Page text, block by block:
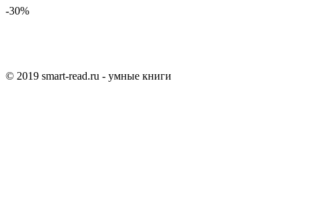
-30%
© 2019 smart-read.ru - умные книги